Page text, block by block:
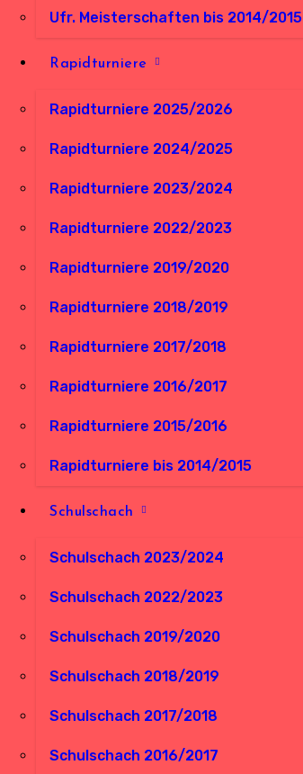
Ufr. Meisterschaften bis 2014/2015
Rapidturniere
Rapidturniere 2025/2026
Rapidturniere 2024/2025
Rapidturniere 2023/2024
Rapidturniere 2022/2023
Rapidturniere 2019/2020
Rapidturniere 2018/2019
Rapidturniere 2017/2018
Rapidturniere 2016/2017
Rapidturniere 2015/2016
Rapidturniere bis 2014/2015
Schulschach
Schulschach 2023/2024
Schulschach 2022/2023
Schulschach 2019/2020
Schulschach 2018/2019
Schulschach 2017/2018
Schulschach 2016/2017